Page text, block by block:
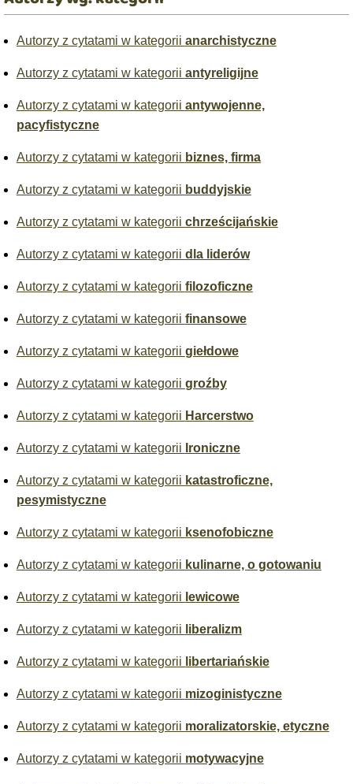
Autorzy z cytatami w kategorii anarchistyczne
Autorzy z cytatami w kategorii antyreligijne
Autorzy z cytatami w kategorii antywojenne,
pacyfistyczne
Autorzy z cytatami w kategorii biznes, firma
Autorzy z cytatami w kategorii buddyjskie
Autorzy z cytatami w kategorii chrześcijańskie
Autorzy z cytatami w kategorii dla liderów
Autorzy z cytatami w kategorii filozoficzne
Autorzy z cytatami w kategorii finansowe
Autorzy z cytatami w kategorii giełdowe
Autorzy z cytatami w kategorii groźby
Autorzy z cytatami w kategorii Harcerstwo
Autorzy z cytatami w kategorii Ironiczne
Autorzy z cytatami w kategorii katastroficzne,
pesymistyczne
Autorzy z cytatami w kategorii ksenofobiczne
Autorzy z cytatami w kategorii kulinarne, o gotowaniu
Autorzy z cytatami w kategorii lewicowe
Autorzy z cytatami w kategorii liberalizm
Autorzy z cytatami w kategorii libertariańskie
Autorzy z cytatami w kategorii mizoginistyczne
Autorzy z cytatami w kategorii moralizatorskie, etyczne
Autorzy z cytatami w kategorii motywacyjne